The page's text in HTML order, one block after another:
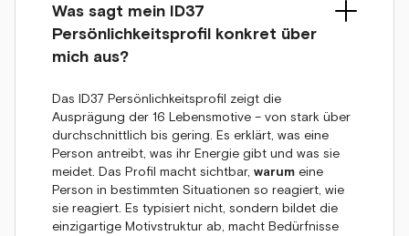
Was sagt mein ID37
Persönlichkeitsprofil konkret über
mich aus?
Das ID37 Persönlichkeitsprofil zeigt die
Ausprägung der 16 Lebensmotive – von stark über
durchschnittlich bis gering. Es erklärt, was eine
Person antreibt, was ihr Energie gibt und was sie
meidet. Das Profil macht sichtbar, warum eine
Person in bestimmten Situationen so reagiert, wie
sie reagiert. Es typisiert nicht, sondern bildet die
einzigartige Motivstruktur ab, macht Bedürfnisse